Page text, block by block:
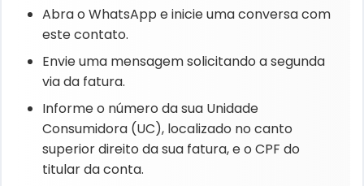
Abra o WhatsApp e inicie uma conversa com
este contato.
Envie uma mensagem solicitando a segunda
via da fatura.
Informe o número da sua Unidade
Consumidora (UC), localizado no canto
superior direito da sua fatura, e o CPF do
titular da conta.